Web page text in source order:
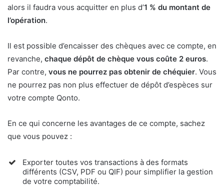
alors il faudra vous acquitter en plus d’1 % du montant de
l’opération.
Il est possible d’encaisser des chèques avec ce compte, en
revanche, chaque dépôt de chèque vous coûte 2 euros.
Par contre, vous ne pourrez pas obtenir de chéquier. Vous
ne pourrez pas non plus effectuer de dépôt d’espèces sur
votre compte Qonto.
En ce qui concerne les avantages de ce compte, sachez
que vous pouvez :
Exporter toutes vos transactions à des formats
différents (CSV, PDF ou QIF) pour simplifier la gestion
de votre comptabilité.